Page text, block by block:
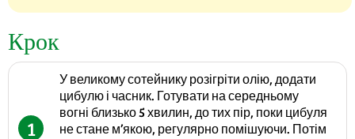
Крок
1
У великому сотейнику розігріти олію, додати
цибулю і часник. Готувати на середньому
вогні близько 5 хвилин, до тих пір, поки цибуля
не стане м’якою, регулярно помішуючи. Потім